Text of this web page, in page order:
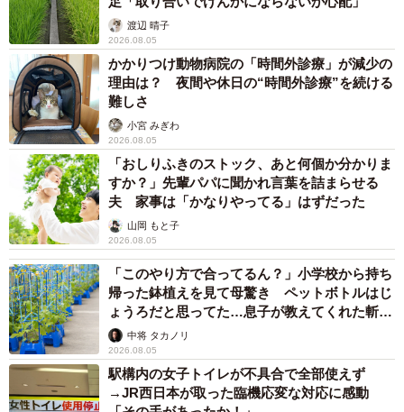
渡辺 晴子
2026.08.05
かかりつけ動物病院の「時間外診療」が減少の
理由は？ 夜間や休日の“時間外診療”を続ける
難しさ
小宮 みぎわ
2026.08.05
「おしりふきのストック、あと何個か分かりま
すか？」先輩パパに聞かれ言葉を詰まらせる
夫 家事は「かなりやってる」はずだった
山岡 もと子
2026.08.05
「このやり方で合ってるん？」小学校から持ち
帰った鉢植えを見て母驚き ペットボトルはじ
ょうろだと思ってた…息子が教えてくれた斬新
な水やりとは
中将 タカノリ
2026.08.05
駅構内の女子トイレが不具合で全部使えず
→JR西日本が取った臨機応変な対応に感動